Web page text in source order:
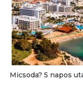
Micsoda? 5 napos